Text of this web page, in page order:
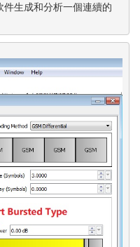
生成和分析一個連續的